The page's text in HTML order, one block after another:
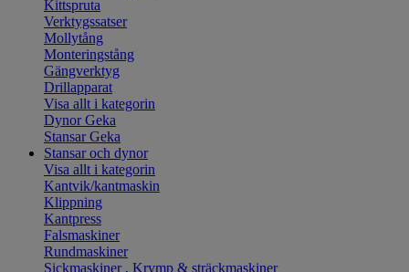
Kittspruta
Verktygssatser
Mollytång
Monteringstång
Gängverktyg
Drillapparat
Visa allt i kategorin
Dynor Geka
Stansar Geka
Stansar och dynor
Visa allt i kategorin
Kantvik/kantmaskin
Klippning
Kantpress
Falsmaskiner
Rundmaskiner
Sickmaskiner , Krymp & sträckmaskiner